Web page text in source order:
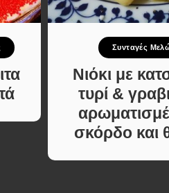
Συνταγές
Νιόκι με
τυρί &
σκόρδο και